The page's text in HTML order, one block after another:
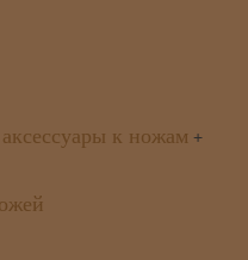
к ножам +